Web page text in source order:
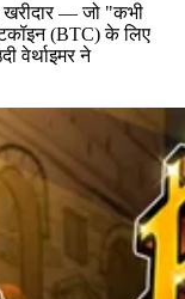
खरीदार — जो "कभी
(BTC) के लिए
वेर्थाइमर ने